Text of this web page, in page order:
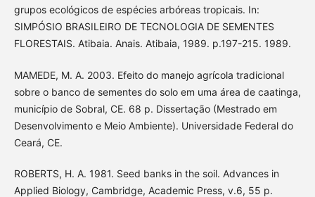
grupos ecológicos de espécies arbóreas tropicais. In:
SIMPÓSIO BRASILEIRO DE TECNOLOGIA DE SEMENTES
FLORESTAIS. Atibaia. Anais. Atibaia, 1989. p.197-215. 1989.
MAMEDE, M. A. 2003. Efeito do manejo agrícola tradicional
sobre o banco de sementes do solo em uma área de caatinga,
município de Sobral, CE. 68 p. Dissertação (Mestrado em
Desenvolvimento e Meio Ambiente). Universidade Federal do
Ceará, CE.
ROBERTS, H. A. 1981. Seed banks in the soil. Advances in
Applied Biology, Cambridge, Academic Press, v.6, 55 p.